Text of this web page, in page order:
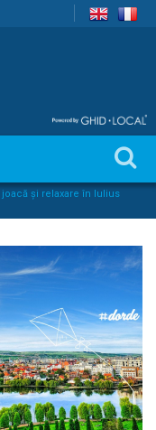
și relaxare în Iulius